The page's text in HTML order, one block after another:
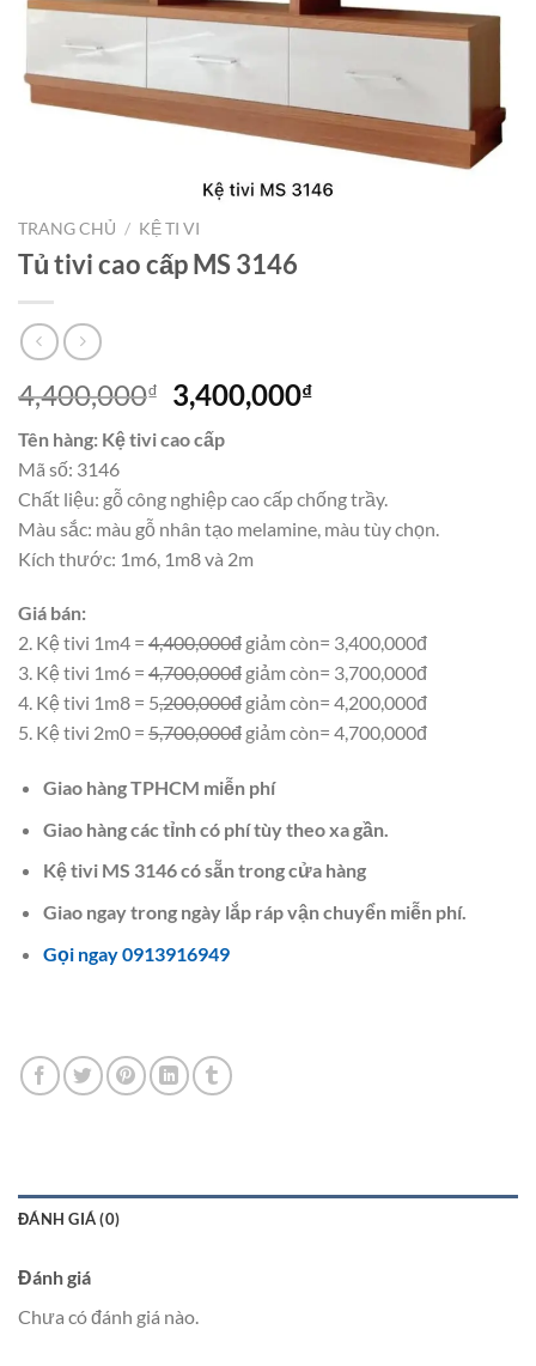
TRANG CHỦ / KỆ TI VI
Tủ tivi cao cấp MS 3146
4,400,000₫
Giá
gốc
là:
3,400,000₫Giá
3,400,000₫.
Tên hàng: Kệ tivi cao cấp
Mã số: 3146
Chất liệu: gỗ công nghiệp cao cấp chống trầy.
Màu sắc: màu gỗ nhân tạo melamine, màu tùy chọn.
Kích thước: 1m6, 1m8 và 2m
Giá bán:
2. Kệ tivi 1m4 = 4,400,000đ giảm còn= 3,400,000đ
3. Kệ tivi 1m6 = 4,700,000đ giảm còn= 3,700,000đ
4. Kệ tivi 1m8 = 5,200,000đ giảm còn= 4,200,000đ
5. Kệ tivi 2m0 = 5,700,000đ giảm còn= 4,700,000đ
Giao hàng TPHCM miễn phí
Giao hàng các tỉnh có phí tùy theo xa gần.
Kệ tivi MS 3146 có sẵn trong cửa hàng
Giao ngay trong ngày lắp ráp vận chuyển miễn phí.
Gọi ngay 0913916949
ĐÁNH GIÁ (0)
Đánh giá
Chưa có đánh giá nào.